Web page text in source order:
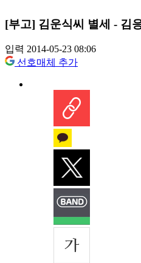
[부고] 김운식씨 별세 - 김
입력 2014-05-23 08:06
선호매체 추가